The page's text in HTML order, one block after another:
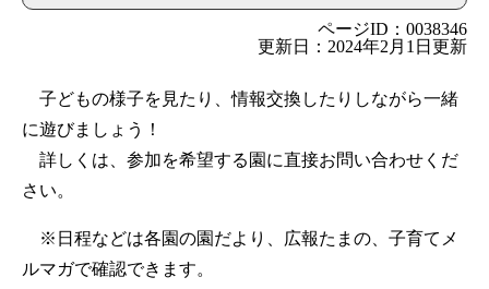
ページID：0038346
更新日：2024年2月1日更新
子どもの様子を見たり、情報交換したりしながら一緒
に遊びましょう！
詳しくは、参加を希望する園に直接お問い合わせくだ
さい。
※日程などは各園の園だより、広報たまの、子育てメ
ルマガで確認できます。